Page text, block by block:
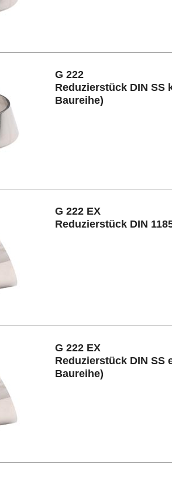
G 222
Reduzierstück DIN SS
Baureihe)
G 222 EX
Reduzierstück DIN
G 222 EX
Reduzierstück DIN SS
Baureihe)